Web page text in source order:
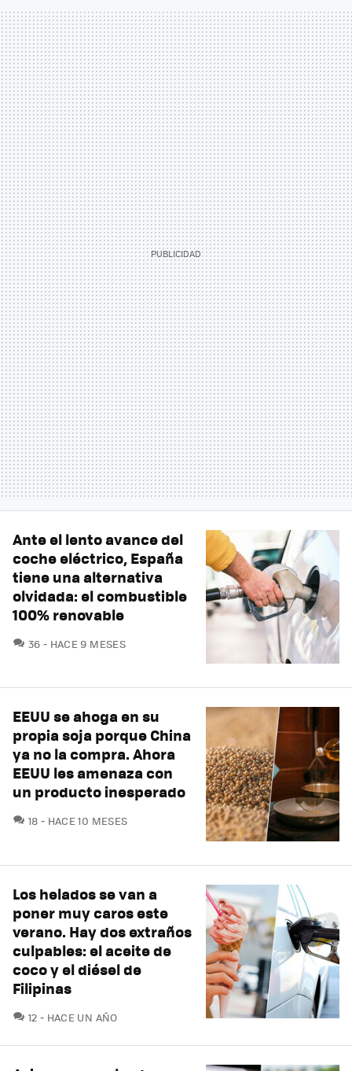
Ante el lento avance del
coche eléctrico, España
tiene una alternativa
olvidada: el combustible
100% renovable
36 COMENTARIOS
HACE 9 MESES
EEUU se ahoga en su
propia soja porque China
ya no la compra. Ahora
EEUU les amenaza con
un producto inesperado
18 COMENTARIOS
HACE 10 MESES
Los helados se van a
poner muy caros este
verano. Hay dos extraños
culpables: el aceite de
coco y el diésel de
Filipinas
12 COMENTARIOS
HACE UN AÑO